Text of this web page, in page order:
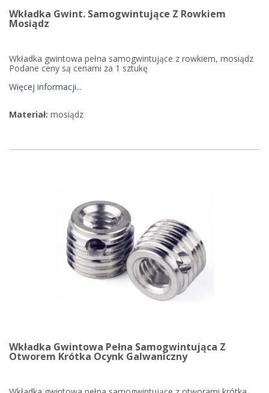
Wkładka Gwint. Samogwintujące Z Rowkiem
Mosiądz
Wkładka gwintowa pełna samogwintujące z rowkiem, mosiądz
Podane ceny są cenami za 1 sztukę
Więcej informacji...
Materiał: mosiądz
Wkładka Gwintowa Pełna Samogwintująca Z
Otworem Krótka Ocynk Galwaniczny